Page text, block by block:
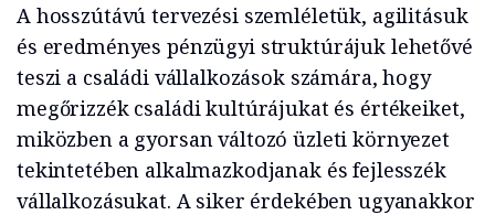
A hosszútávú tervezési szemléletük, agilitásuk
és eredményes pénzügyi struktúrájuk lehetővé
teszi a családi vállalkozások számára, hogy
megőrizzék családi kultúrájukat és értékeiket,
miközben a gyorsan változó üzleti környezet
tekintetében alkalmazkodjanak és fejlesszék
vállalkozásukat. A siker érdekében ugyanakkor